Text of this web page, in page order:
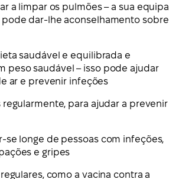
a limpar os pulmões – a sua equipa
dar-lhe aconselhamento sobre
saudável e equilibrada e
peso saudável – isso pode ajudar
ar e prevenir infeções
regularmente, para ajudar a prevenir
se longe de pessoas com infeções,
e gripes
como a vacina contra a